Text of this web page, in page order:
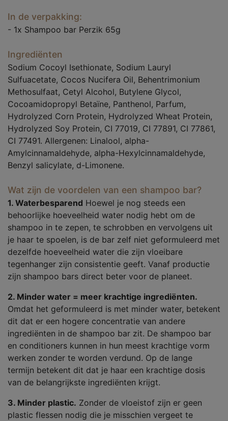
In de verpakking:
- 1x Shampoo bar Perzik 65g
Ingrediënten
Sodium Cocoyl Isethionate, Sodium Lauryl
Sulfuacetate, Cocos Nucifera Oil, Behentrimonium
Methosulfaat, Cetyl Alcohol, Butylene Glycol,
Cocoamidopropyl Betaïne, Panthenol, Parfum,
Hydrolyzed Corn Protein, Hydrolyzed Wheat Protein,
Hydrolyzed Soy Protein, CI 77019, CI 77891, CI 77861,
CI 77491. Allergenen: Linalool, alpha-
Amylcinnamaldehyde, alpha-Hexylcinnamaldehyde,
Benzyl salicylate, d-Limonene.
Wat zijn de voordelen van een shampoo bar?
1. Waterbesparend Hoewel je nog steeds een
behoorlijke hoeveelheid water nodig hebt om de
shampoo in te zepen, te schrobben en vervolgens uit
je haar te spoelen, is de bar zelf niet geformuleerd met
dezelfde hoeveelheid water die zijn vloeibare
tegenhanger zijn consistentie geeft. Vanaf productie
zijn shampoo bars direct beter voor de planeet.
2. Minder water = meer krachtige ingrediënten.
Omdat het geformuleerd is met minder water, betekent
dit dat er een hogere concentratie van andere
ingrediënten in de shampoo bar zit. De shampoo bar
en conditioners kunnen in hun meest krachtige vorm
werken zonder te worden verdund. Op de lange
termijn betekent dit dat je haar een krachtige dosis
van de belangrijkste ingrediënten krijgt.
3. Minder plastic. Zonder de vloeistof zijn er geen
plastic flessen nodig die je misschien vergeet te